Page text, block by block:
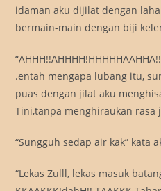
idaman aku dijilat dengan
bermain-main dengan biji
.entah mengapa lubang itu,
puas dengan jilat aku
Tini,tanpa menghiraukan rasa
“Sungguh sedap air kak” kata
“Lekas Zulll, lekas masuk